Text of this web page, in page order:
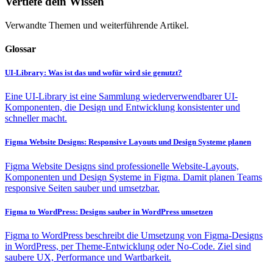
Verwandte Themen und weiterführende Artikel.
Glossar
UI-Library: Was ist das und wofür wird sie genutzt?
Eine UI-Library ist eine Sammlung wiederverwendbarer UI-
Komponenten, die Design und Entwicklung konsistenter und
schneller macht.
Figma Website Designs: Responsive Layouts und Design Systeme planen
Figma Website Designs sind professionelle Website-Layouts,
Komponenten und Design Systeme in Figma. Damit planen Teams
responsive Seiten sauber und umsetzbar.
Figma to WordPress: Designs sauber in WordPress umsetzen
Figma to WordPress beschreibt die Umsetzung von Figma-Designs
in WordPress, per Theme-Entwicklung oder No-Code. Ziel sind
saubere UX, Performance und Wartbarkeit.